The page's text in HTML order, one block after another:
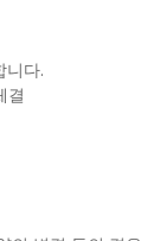
니다.
결